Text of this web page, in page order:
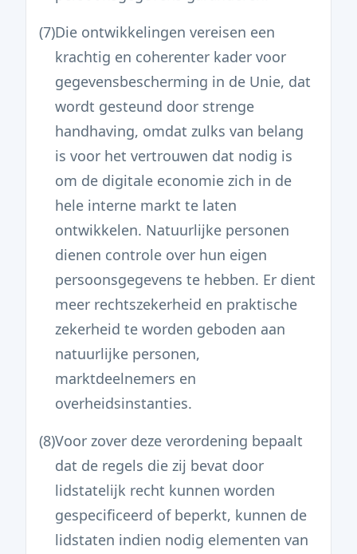
(7)Die ontwikkelingen vereisen een
krachtig en coherenter kader voor
gegevensbescherming in de Unie, dat
wordt gesteund door strenge
handhaving, omdat zulks van belang
is voor het vertrouwen dat nodig is
om de digitale economie zich in de
hele interne markt te laten
ontwikkelen. Natuurlijke personen
dienen controle over hun eigen
persoonsgegevens te hebben. Er dient
meer rechtszekerheid en praktische
zekerheid te worden geboden aan
natuurlijke personen,
marktdeelnemers en
overheidsinstanties.
(8)Voor zover deze verordening bepaalt
dat de regels die zij bevat door
lidstatelijk recht kunnen worden
gespecificeerd of beperkt, kunnen de
lidstaten indien nodig elementen van